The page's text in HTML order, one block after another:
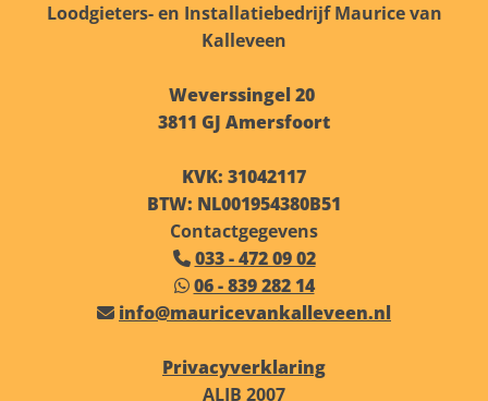
Loodgieters- en Installatiebedrijf Maurice van
Kalleveen
Weverssingel 20
3811 GJ Amersfoort
KVK: 31042117
BTW: NL001954380B51
Contactgegevens
 033 - 472 09 02
 06 - 839 282 14
 info@mauricevankalleveen.nl
Privacyverklaring
ALIB 2007